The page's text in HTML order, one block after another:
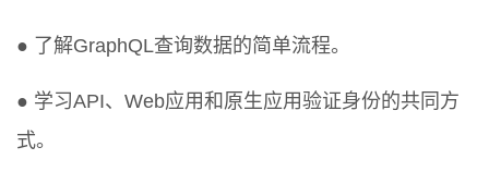
● 了解GraphQL查询数据的简单流程。
● 学习API、Web应用和原生应用验证身份的共同方
式。